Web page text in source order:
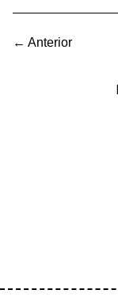
← Anterior